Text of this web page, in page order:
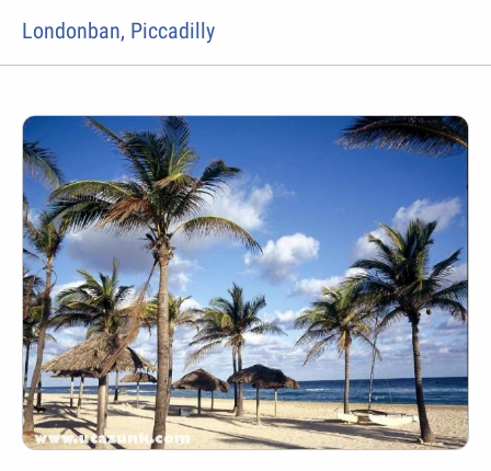
Londonban, Piccadilly